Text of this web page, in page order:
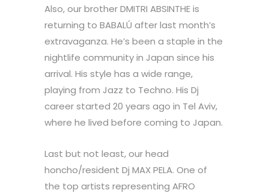
Also, our brother DMITRI ABSINTHE is
returning to BABALÚ after last month’s
extravaganza. He’s been a staple in the
nightlife community in Japan since his
arrival. His style has a wide range,
playing from Jazz to Techno. His Dj
career started 20 years ago in Tel Aviv,
where he lived before coming to Japan.
Last but not least, our head
honcho/resident Dj MAX PELA. One of
the top artists representing AFRO